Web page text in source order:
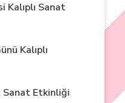
Kalıplı Sanat
Kalıplı
Sanat Etkinliği